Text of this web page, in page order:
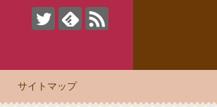
サイトマップ